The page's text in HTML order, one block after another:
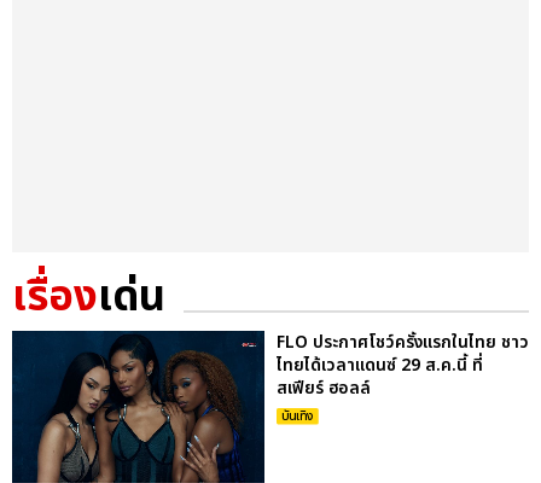
เรื่องเด่น
FLO ประกาศโชว์ครั้งแรกในไทย ชาว
ไทยได้เวลาแดนซ์ 29 ส.ค.นี้ ที่
สเฟียร์ ฮอลล์
บันเทิง